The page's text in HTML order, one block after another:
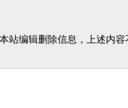
编辑删除信息，上述内容